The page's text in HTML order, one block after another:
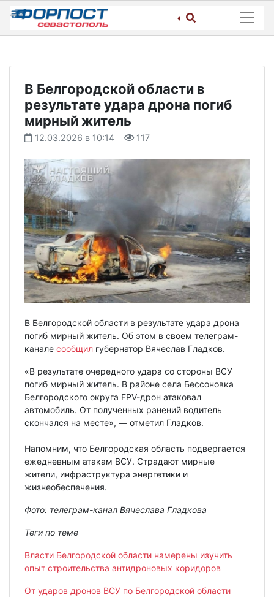
Skip
content
В Белгородской области в
результате удара дрона погиб
мирный житель
12.03.2026 в 10:14 117
В Белгородской области в результате удара дрона
погиб мирный житель. Об этом в своем телеграм-
канале сообщил губернатор Вячеслав Гладков.
«В результате очередного удара со стороны ВСУ
погиб мирный житель. В районе села Бессоновка
Белгородского округа FPV-дрон атаковал
автомобиль. От полученных ранений водитель
скончался на месте», — отметил Гладков.
Напомним, что Белгородская область подвергается
ежедневным атакам ВСУ. Страдают мирные
жители, инфраструктура энергетики и
жизнеобеспечения.
Фото: телеграм-канал Вячеслава Гладкова
Теги по теме
Власти Белгородской области намерены изучить
опыт строительства антидроновых коридоров
От ударов дронов ВСУ по Белгородской области